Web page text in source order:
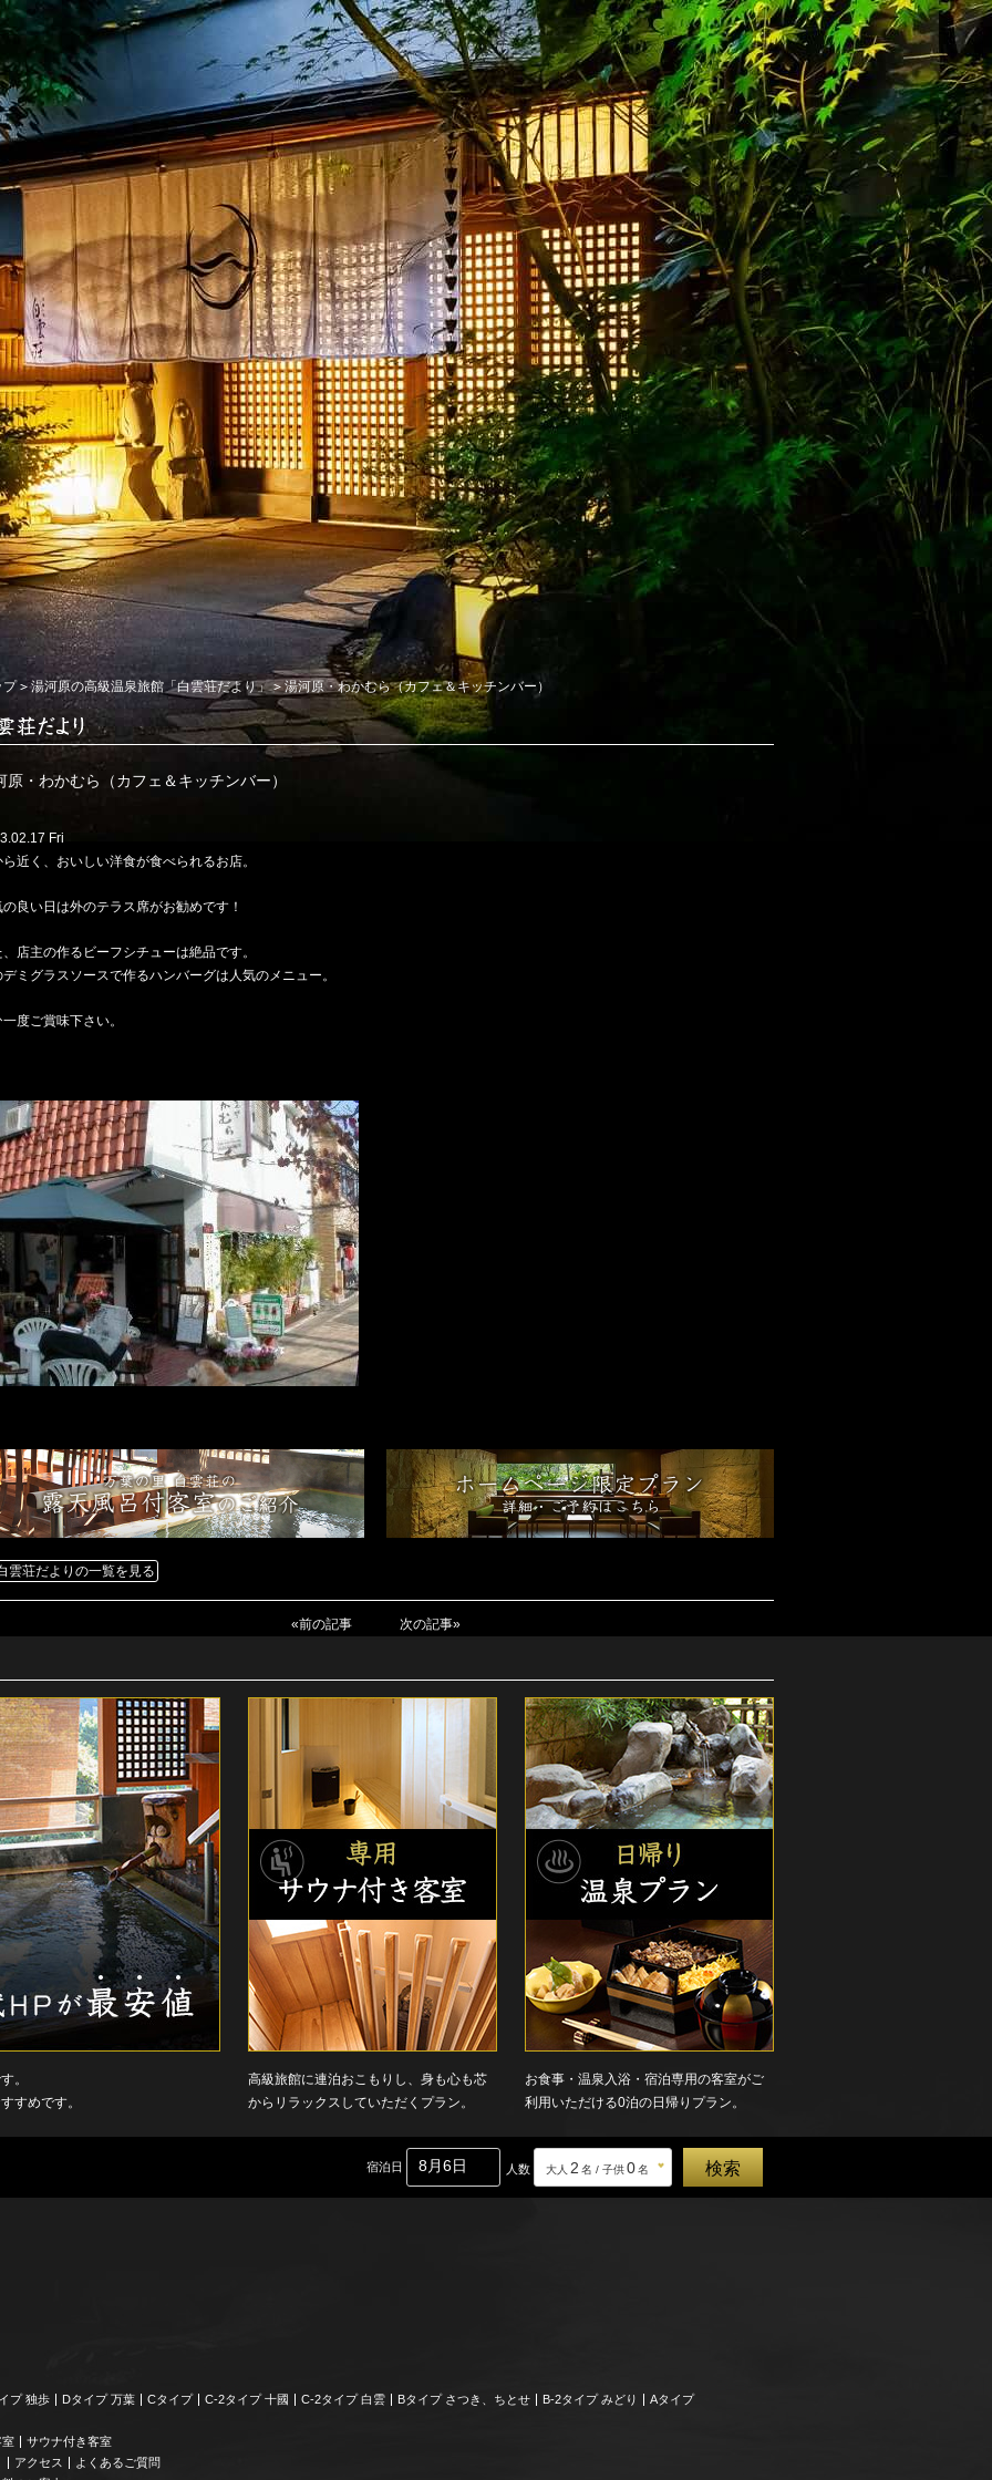
プ 湯河原の高級温泉旅館「白雲荘だより」 湯河原・わかむら（カフェ＆キッチンバー）
原・わかむら（カフェ＆キッチンバー）
Fri
近く、おいしい洋食が食べられるお店。
の良い日は外のテラス席がお勧めです！
店主の作るビーフシチューは絶品です。
デミグラスソースで作るハンバーグは人気のメニュー。
度ご賞味下さい。
雲荘だよりの一覧を見る
«前の記事 次の記事»
。
すめです。
高級旅館に連泊おこもりし、身も心も芯
からリラックスしていただくプラン。
お食事・温泉入浴・宿泊専用の客室がご
利用いただける0泊の日帰りプラン。
宿泊日 人数 大人 2 名 / 子供0名
プ 独歩 Dタイプ 万葉 Cタイプ C-2タイプ 十國 C-2タイプ 白雲 Bタイプ さつき、ちとせ B-2タイプ みどり Aタイプ
室
サウナ付き客室
アクセス
よくあるご質問